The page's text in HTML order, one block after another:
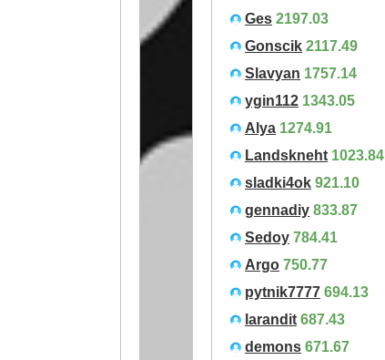
Ges 2197.03
Gonscik 2117.49
Slavyan 1757.14
ygin112 1343.05
Alya 1274.91
Landskneht 1023.84
sladki4ok 921.10
gennadiy 833.87
Sedoy 784.41
Argo 750.77
pytnik7777 694.13
larandit 687.43
demons 671.67